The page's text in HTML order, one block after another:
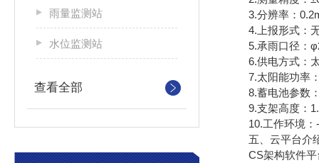
雨量监测站
水位监测站
查看全部
3.分辨率：
4.上报形式：
5.承雨口径：
6.供电方式：太
7.太阳能功率
8.蓄电池参数
9.支架高度：
10.工作环境：
五、云平台介
CS架构软件平